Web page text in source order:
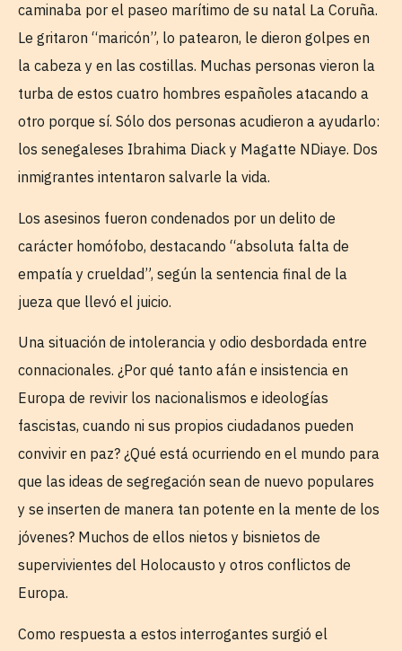
caminaba por el paseo marítimo de su natal La Coruña.
Le gritaron “maricón”, lo patearon, le dieron golpes en
la cabeza y en las costillas. Muchas personas vieron la
turba de estos cuatro hombres españoles atacando a
otro porque sí. Sólo dos personas acudieron a ayudarlo:
los senegaleses Ibrahima Diack y Magatte NDiaye. Dos
inmigrantes intentaron salvarle la vida.
Los asesinos fueron condenados por un delito de
carácter homófobo, destacando “absoluta falta de
empatía y crueldad”, según la sentencia final de la
jueza que llevó el juicio.
Una situación de intolerancia y odio desbordada entre
connacionales. ¿Por qué tanto afán e insistencia en
Europa de revivir los nacionalismos e ideologías
fascistas, cuando ni sus propios ciudadanos pueden
convivir en paz? ¿Qué está ocurriendo en el mundo para
que las ideas de segregación sean de nuevo populares
y se inserten de manera tan potente en la mente de los
jóvenes? Muchos de ellos nietos y bisnietos de
supervivientes del Holocausto y otros conflictos de
Europa.
Como respuesta a estos interrogantes surgió el